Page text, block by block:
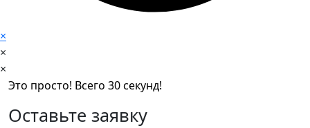
×
×
×
Это просто! Всего 30 секунд!
Оставьте заявку